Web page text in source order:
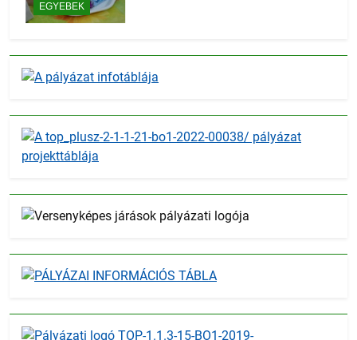
EGYEBEK